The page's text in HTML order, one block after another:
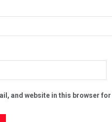
and website in this browser